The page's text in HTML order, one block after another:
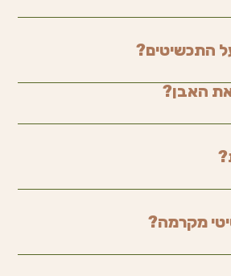
התכשיטים?
האבן?
מקרמה?